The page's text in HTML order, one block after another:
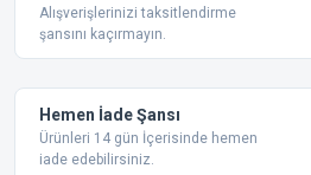
Alışverişlerinizi taksitlendirme
şansını kaçırmayın.
Hemen İade Şansı
Ürünleri 14 gün İçerisinde hemen
iade edebilirsiniz.